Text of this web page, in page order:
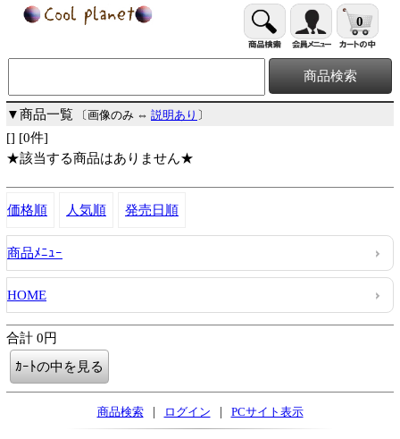
0
▼商品一覧 〔画像のみ ⇔ 説明あり 〕
[] [0件]
★該当する商品はありません★
価格順 人気順 発売日順
商品ﾒﾆｭｰ
HOME
合計 0円
商品検索 | ログイン | PCサイト表示